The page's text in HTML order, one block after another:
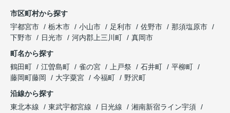
市区町村から探す
宇都宮市
栃木市 小山市 足利市 佐野市
那須塩原市
下野市
日光市 河内郡上三川町
真岡市
町名から探す
鶴田町
江曽島町 雀の宮 上戸祭 石井町
平柳町
藤岡町藤岡
大字粟宮 今福町
野沢町
沿線から探す
東北本線
東武宇都宮線 日光線
湘南新宿ライン宇須